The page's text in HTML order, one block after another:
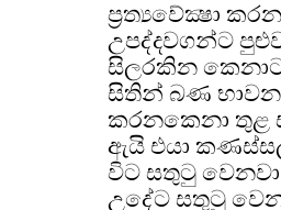
ප්‍රත්‍යවේක්‍ෂා
උපද්දවගන්ට
සිලරකින කෙනාට
සිතින් බණ
කරනකෙනා තුළ
ඇයි එයා
විට සතුටු
උදේට සතුටු